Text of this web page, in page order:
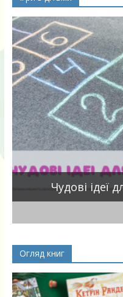
Чудові ідеї
Огляд книг